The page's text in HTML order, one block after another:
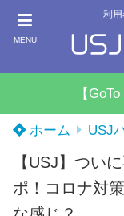
MENU
利
【
ホーム USJ
【USJ】つい
ポ！コロナ対